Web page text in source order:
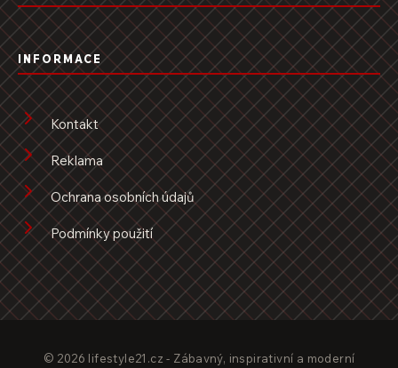
INFORMACE
Kontakt
Reklama
Ochrana osobních údajů
Podmínky použití
© 2026 lifestyle21.cz - Zábavný, inspirativní a moderní